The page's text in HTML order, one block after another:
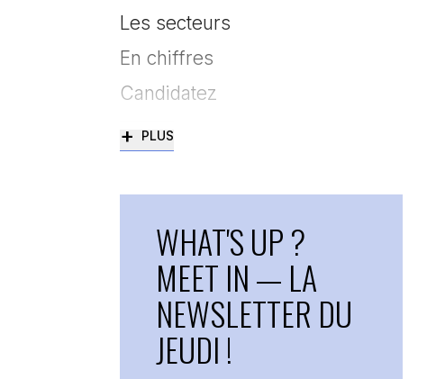
Les secteurs
En chiffres
Candidatez
+ PLUS
WHAT'S UP ?
MEET IN — LA
NEWSLETTER DU
JEUDI !